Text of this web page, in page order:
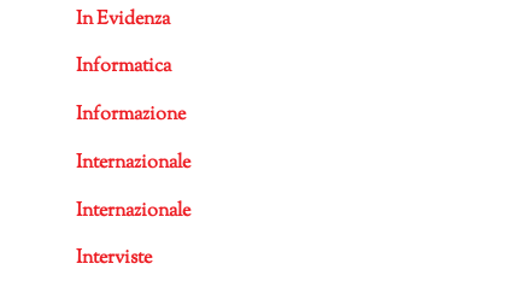
In Evidenza
Informatica
Informazione
Internazionale
Internazionale
Interviste